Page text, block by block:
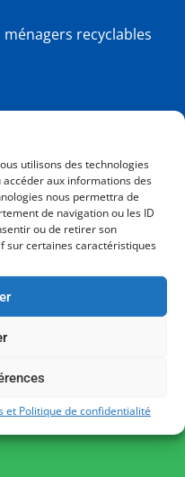
utilisons des technologies
aux informations des
nous permettra de
de navigation ou les ID
ou de retirer son
sur certaines caractéristiques
et Politique de confidentialité
recyclables
collectées par an